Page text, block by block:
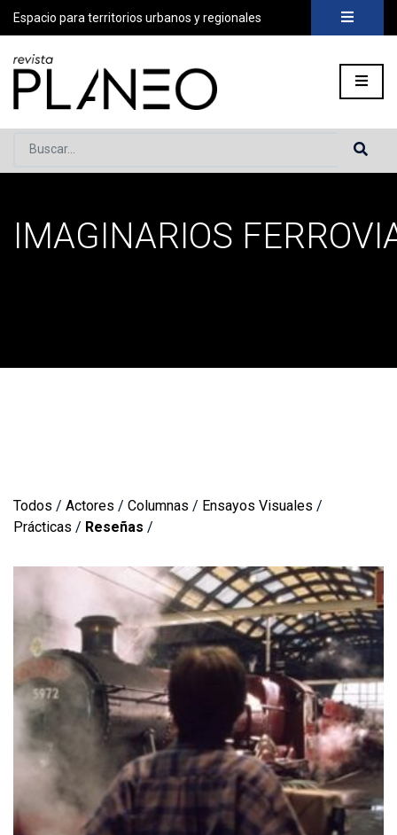
Espacio para territorios urbanos y regionales
Buscar...
Portada» imaginarios ferroviarios
IMAGINARIOS
Todos / Actores / Columnas / Ensayos Visuales /
Prácticas / Reseñas /